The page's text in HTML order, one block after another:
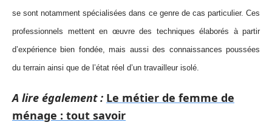
se sont notamment spécialisées dans ce genre de cas particulier. Ces
professionnels mettent en œuvre des techniques élaborés à partir
d’expérience bien fondée, mais aussi des connaissances poussées
du terrain ainsi que de l’état réel d’un travailleur isolé.
A lire également : Le métier de femme de
ménage : tout savoir